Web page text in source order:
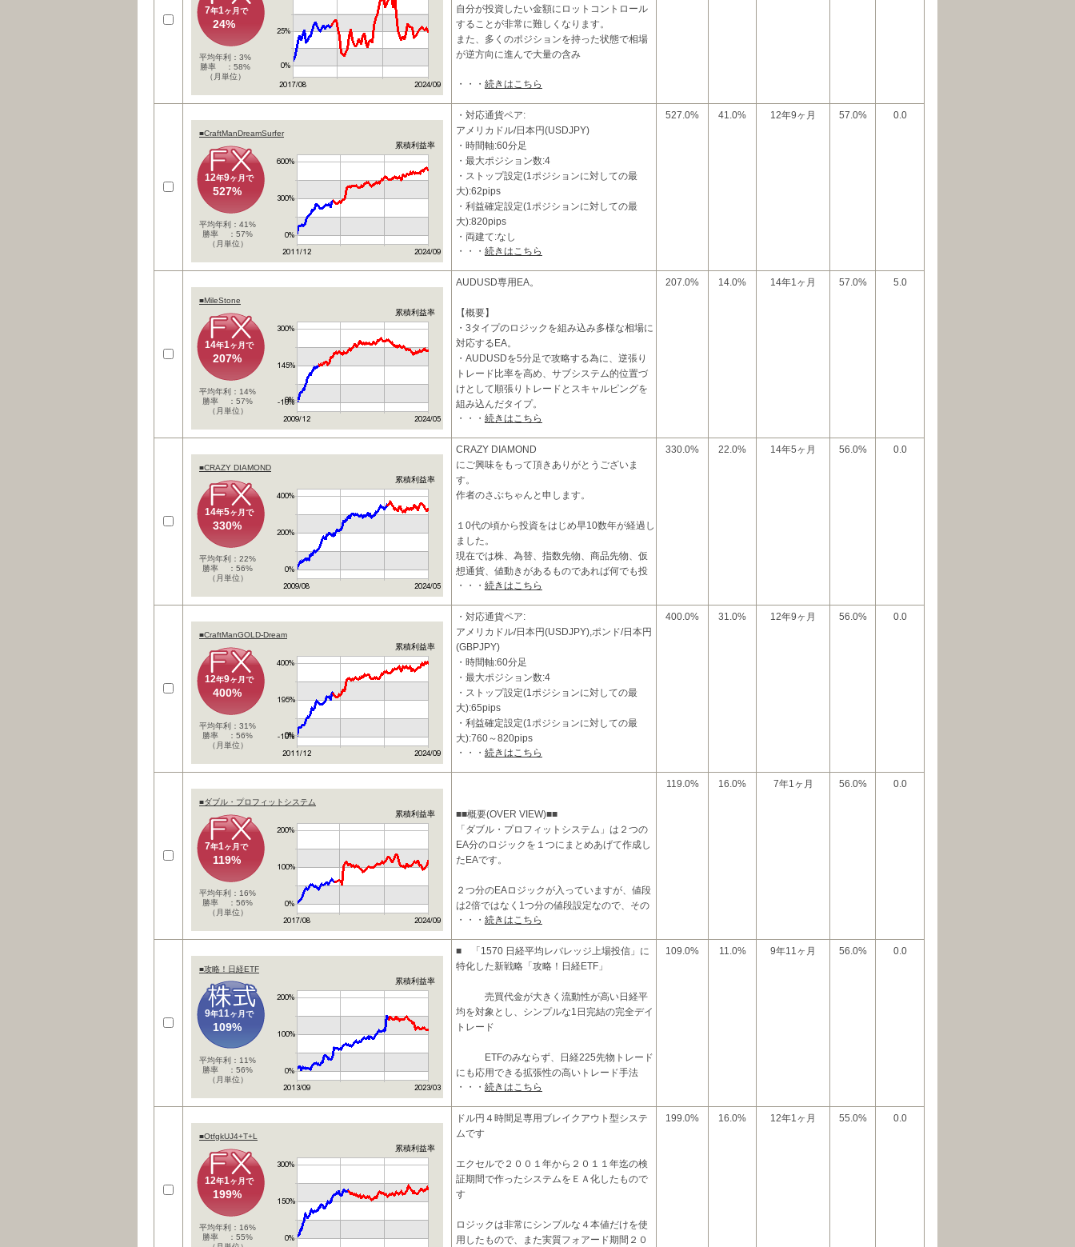
7年1ヶ月で
24%
平均年利：3%
勝率 ：58%
（月単位）
自分が投資したい金額にロットコントロール
することが非常に難しくなります。
また、多くのポジションを持った状態で相場
が逆方向に進んで大量の含み
・・・ 続きはこちら
■CraftManDreamSurfer
累積利益率
12年9ヶ月で
527%
平均年利：41%
勝率 ：57%
（月単位）
・対応通貨ペア:
アメリカドル/日本円(USDJPY)
・時間軸:60分足
・最大ポジション数:4
・ストップ設定(1ポジションに対しての最
大):62pips
・利益確定設定(1ポジションに対しての最
大):820pips
・両建て:なし
・ATRトレーリングストップによるストップ
・・・ 続きはこちら
527.0% 41.0% 12年9ヶ月 57.0% 0.0
■MileStone
累積利益率
14年1ヶ月で
207%
平均年利：14%
勝率 ：57%
（月単位）
AUDUSD専用EA。
【概要】
・3タイプのロジックを組み込み多様な相場に
対応するEA。
・AUDUSDを5分足で攻略する為に、逆張り
トレード比率を高め、サブシステム的位置づ
けとして順張りトレードとスキャルピングを
組み込んだタイプ。
・最大で3ポジションまで保有。
・・・ 続きはこちら
207.0% 14.0% 14年1ヶ月 57.0% 5.0
■CRAZY DIAMOND
累積利益率
14年5ヶ月で
330%
平均年利：22%
勝率 ：56%
（月単位）
CRAZY DIAMOND
にご興味をもって頂きありがとうございま
す。
作者のさぶちゃんと申します。
１0代の頃から投資をはじめ早10数年が経過し
ました。
現在では株、為替、指数先物、商品先物、仮
想通貨、値動きがあるものであれば何でも投
資対象にしております。
おかげ様
・・・ 続きはこちら
330.0% 22.0% 14年5ヶ月 56.0% 0.0
■CraftManGOLD-Dream
累積利益率
12年9ヶ月で
400%
平均年利：31%
勝率 ：56%
（月単位）
・対応通貨ペア:
アメリカドル/日本円(USDJPY),ポンド/日本円
(GBPJPY)
・時間軸:60分足
・最大ポジション数:4
・ストップ設定(1ポジションに対しての最
大):65pips
・利益確定設定(1ポジションに対しての最
大):760～820pips
・両建て:なし
・・・ 続きはこちら
400.0% 31.0% 12年9ヶ月 56.0% 0.0
■ダブル・プロフィットシステム
累積利益率
7年1ヶ月で
119%
平均年利：16%
勝率 ：56%
（月単位）
■■概要(OVER VIEW)■■
「ダブル・プロフィットシステム」は２つの
EA分のロジックを１つにまとめあげて作成し
たEAです。
２つ分のEAロジックが入っていますが、値段
は2倍ではなく1つ分の値段設定なので、その
点でもお得なEAとなっています。
【損小利大のロジック】
・・・ 続きはこちら
119.0% 16.0% 7年1ヶ月 56.0% 0.0
■攻略！日経ETF
累積利益率
9年11ヶ月で
109%
平均年利：11%
勝率 ：56%
（月単位）
■ 「1570 日経平均レバレッジ上場投信」に
特化した新戦略「攻略！日経ETF」
売買代金が大きく流動性が高い日経平
均を対象とし、シンプルな1日完結の完全デイ
トレード
ETFのみならず、日経225先物トレード
にも応用できる拡張性の高いトレード手法
シス
・・・ 続きはこちら
109.0% 11.0% 9年11ヶ月 56.0% 0.0
■OtfgkUJ4+T+L
累積利益率
12年1ヶ月で
199%
平均年利：16%
勝率 ：55%
ドル円４時間足専用ブレイクアウト型システ
ムです
エクセルで２００１年から２０１１年迄の検
証期間で作ったシステムをＥＡ化したもので
す
ロジックは非常にシンプルな４本値だけを使
用したもので、また実質フォアード期間２０
199.0% 16.0% 12年1ヶ月 55.0% 0.0